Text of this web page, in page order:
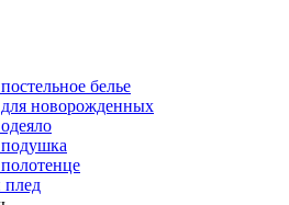
белье
для новорожденных
подушка
плед